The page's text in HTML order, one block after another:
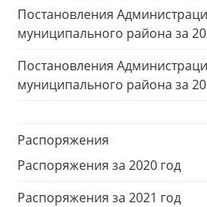
Постановления
муниципального района за
Постановления
муниципального района за
Распоряжения
Распоряжения за 2020 год
Распоряжения за 2021 год